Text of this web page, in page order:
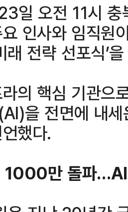
일 오전 11시
인사와 임직원
전략 선포식’
의 핵심 기관으
을 전면에 내
했다.
만 돌파…AI